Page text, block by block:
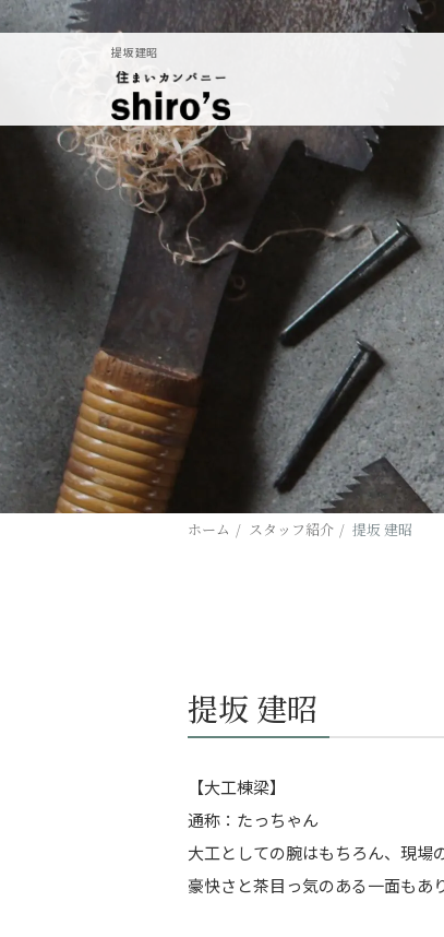
提坂 建昭
ホーム スタッフ紹介 提坂 建昭
提坂 建昭
【大工棟梁】
通称：たっちゃん
大工としての腕はもちろん、現場
豪快さと茶目っ気のある一面もあ